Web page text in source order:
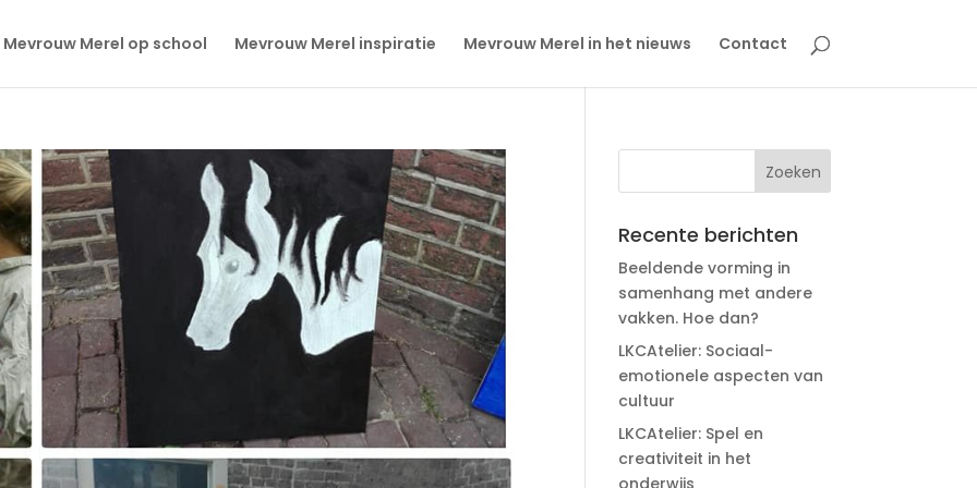
Mevrouw Merel op school Mevrouw Merel inspiratie Mevrouw Merel in het nieuws Contact
Recente berichten
Beeldende vorming in
samenhang met andere
vakken. Hoe dan?
LKCAtelier: Sociaal-
emotionele aspecten van
cultuur
LKCAtelier: Spel en
creativiteit in het
onderwijs